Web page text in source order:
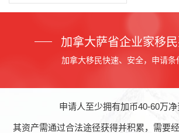
加拿大萨省企业家移
加拿大移民快速、安全，申请条
申请人至少拥有加币40-60万净
其资产需通过合法途径获得并积累，需要